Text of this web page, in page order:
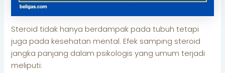
Steroid tidak hanya berdampak pada tubuh tetapi
juga pada kesehatan mental. Efek samping steroid
jangka panjang dalam psikologis yang umum terjadi
meliputi: